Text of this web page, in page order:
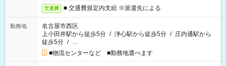
交通費 ■ 交通費規定内支給 ※派遣先による
勤務地
名古屋市西区
上小田井駅から徒歩5分 / 浄心駅から徒歩5分 / 庄内通駅から
徒歩5分 / …
■物流センターなど ■勤務地選べます